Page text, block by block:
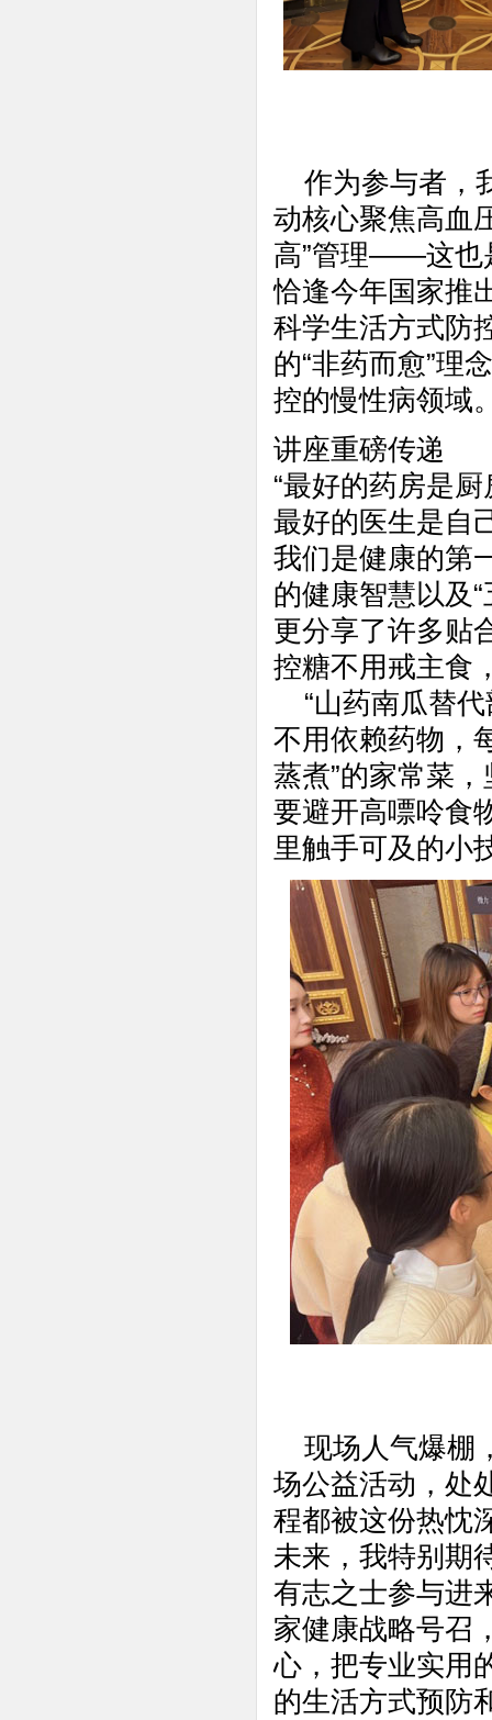
作为参与者，
动核心聚焦高血
高”管理——这也
恰逢今年国家推
科学生活方式防
的“非药而愈”理
控的慢性病领域
讲座重磅传递
“最好的药房是厨
最好的医生是自
我们是健康的第
的健康智慧以及
更分享了许多贴
控糖不用戒主食
“山药南瓜替代
不用依赖药物，
蒸煮”的家常菜
要避开高嘌呤食
里触手可及的小
现场人气爆棚
场公益活动，处
程都被这份热忱
未来，我特别期
有志之士参与进
家健康战略号召
心，把专业实用
的生活方式预防